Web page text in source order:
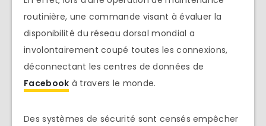
routinière, une commande visant à évaluer la
disponibilité du réseau dorsal mondial a
involontairement coupé toutes les connexions,
déconnectant les centres de données de
Facebook à travers le monde.
Des systèmes de sécurité sont censés empêcher